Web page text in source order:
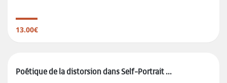
13.00€
Poétique de la distorsion dans Self-Portrait ...